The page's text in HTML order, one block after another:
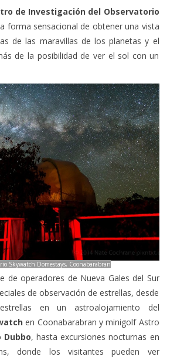
de Investigación del Observatorio
forma sensacional de obtener una vista
de las maravillas de los planetas y el
de la posibilidad de ver el sol con un
Skywatch Domestays, Coonabarabran
de operadores de Nueva Gales del Sur
de observación de estrellas, desde
en un astroalojamiento del
en Coonabarabran y minigolf Astro
Dubbo, hasta excursiones nocturnas en
donde los visitantes pueden ver